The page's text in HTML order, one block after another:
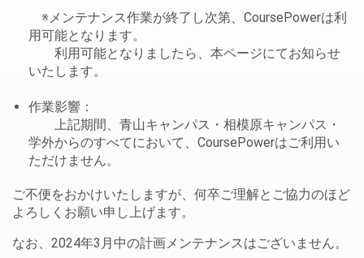
※メンテナンス作業が終了し次第、CoursePowerは利
用可能となります。
利用可能となりましたら、本ページにてお知らせ
いたします。
作業影響：
上記期間、青山キャンパス・相模原キャンパス・
学外からのすべてにおいて、CoursePowerはご利用い
ただけません。
ご不便をおかけいたしますが、何卒ご理解とご協力のほど
よろしくお願い申し上げます。
なお、2024年3月中の計画メンテナンスはございません。